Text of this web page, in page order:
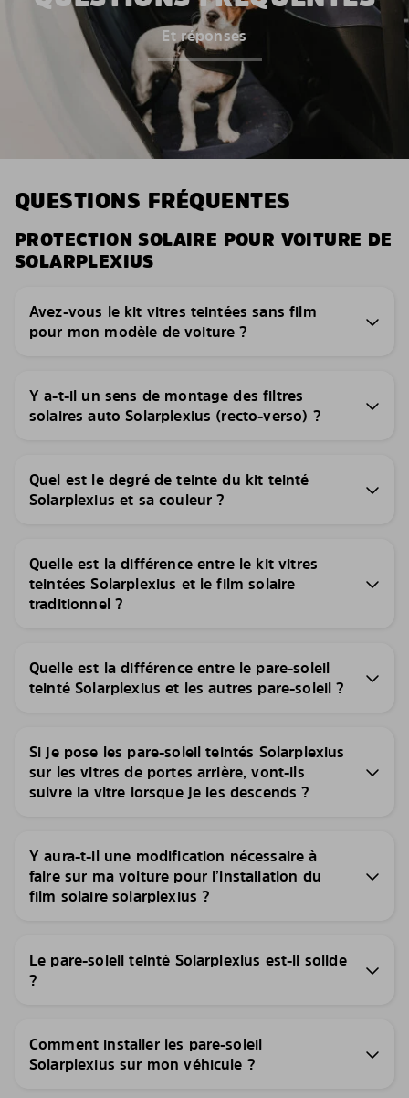
Et réponses
QUESTIONS FRÉQUENTES
PROTECTION SOLAIRE POUR VOITURE DE
SOLARPLEXIUS
Avez-vous le kit vitres teintées sans film
pour mon modèle de voiture ?
Y a-t-il un sens de montage des filtres
solaires auto Solarplexius (recto-verso) ?
Quel est le degré de teinte du kit teinté
Solarplexius et sa couleur ?
Quelle est la différence entre le kit vitres
teintées Solarplexius et le film solaire
traditionnel ?
Quelle est la différence entre le pare-soleil
teinté Solarplexius et les autres pare-soleil ?
Si je pose les pare-soleil teintés Solarplexius
sur les vitres de portes arrière, vont-ils
suivre la vitre lorsque je les descends ?
Y aura-t-il une modification nécessaire à
faire sur ma voiture pour l’installation du
film solaire solarplexius ?
Le pare-soleil teinté Solarplexius est-il solide
?
Comment installer les pare-soleil
Solarplexius sur mon véhicule ?